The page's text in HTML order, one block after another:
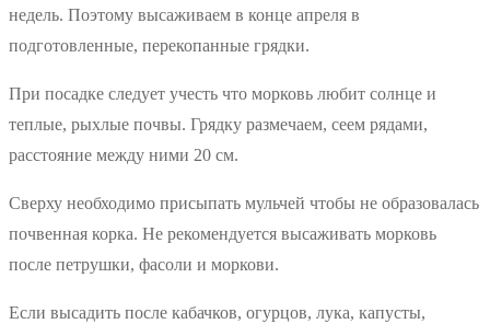
недель. Поэтому высаживаем в конце апреля в
подготовленные, перекопанные грядки.
При посадке следует учесть что морковь любит солнце и
теплые, рыхлые почвы. Грядку размечаем, сеем рядами,
расстояние между ними 20 см.
Сверху необходимо присыпать мульчей чтобы не образовалась
почвенная корка. Не рекомендуется высаживать морковь
после петрушки, фасоли и моркови.
Если высадить после кабачков, огурцов, лука, капусты,